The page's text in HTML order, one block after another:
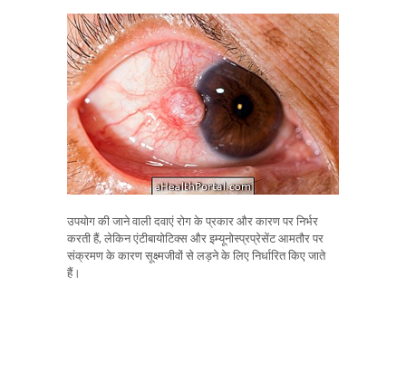
उपयोग की जाने वाली दवाएं रोग के प्रकार और कारण पर निर्भर
करती हैं, लेकिन एंटीबायोटिक्स और इम्यूनोस्प्रप्रेसेंट आमतौर पर
संक्रमण के कारण सूक्ष्मजीवों से लड़ने के लिए निर्धारित किए जाते
हैं।